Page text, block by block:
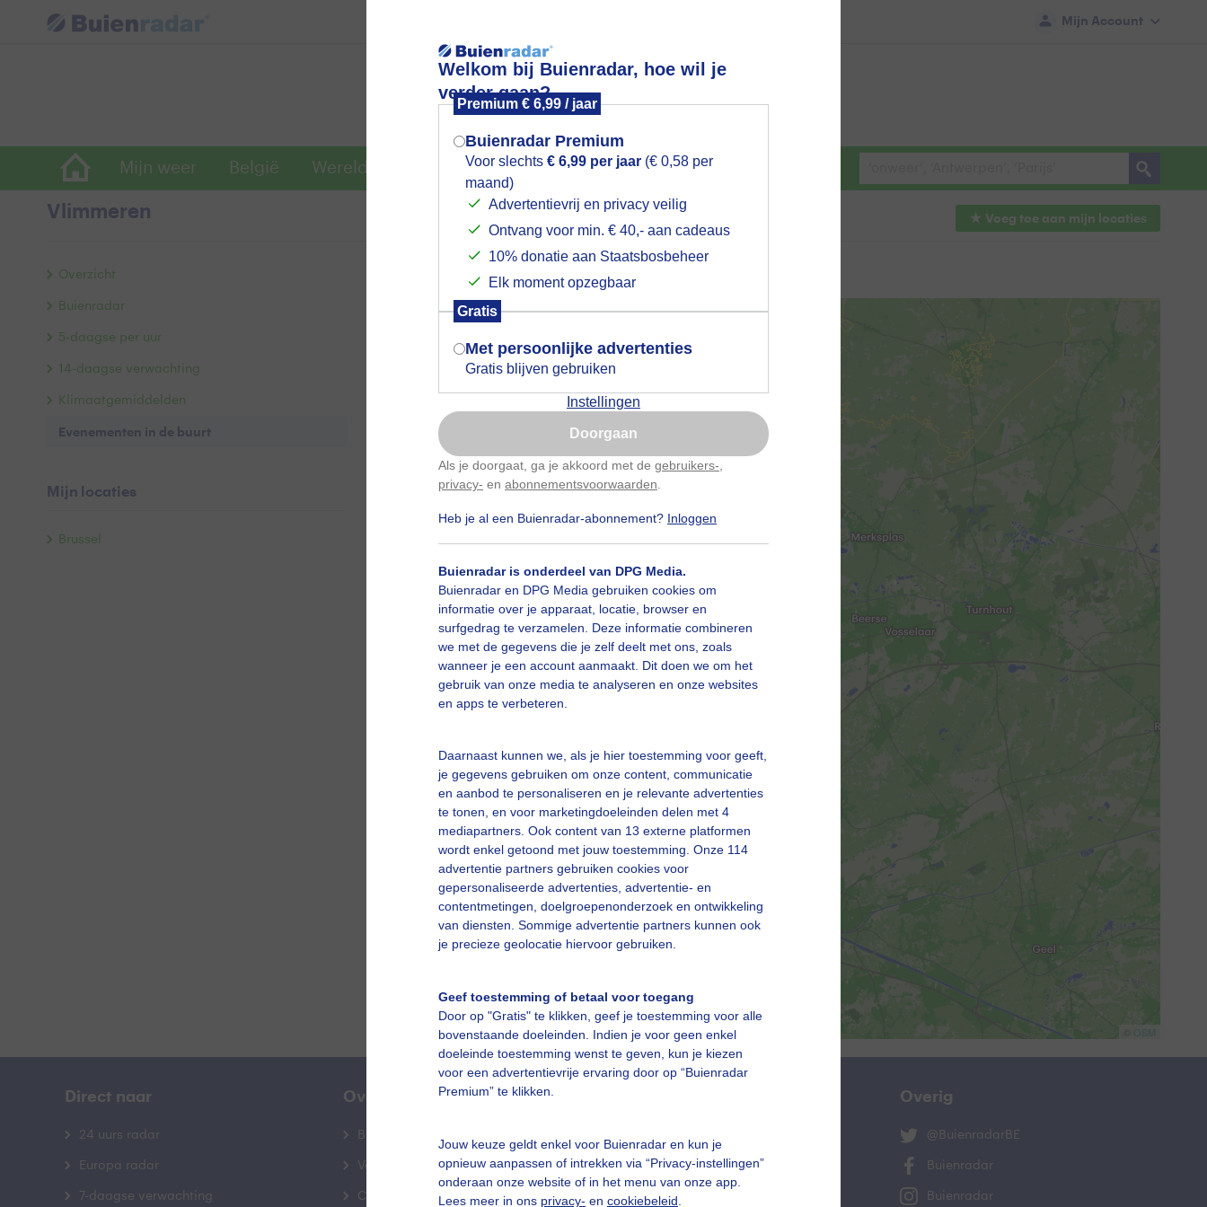
Welkom bij Buienradar, hoe wil je
verder gaan?
Premium € 6,99 / jaar
Buienradar Premium
Voor slechts € 6,99 per jaar (€ 0,58 per
maand)
Advertentievrij en privacy veilig
Ontvang voor min. € 40,- aan cadeaus
10% donatie aan Staatsbosbeheer
Elk moment opzegbaar
Gratis
Met persoonlijke advertenties
Gratis blijven gebruiken
Instellingen
Doorgaan
Als je doorgaat, ga je akkoord met de gebruikers-
privacy- en abonnementsvoorwaarden
Heb je al een Buienradar-abonnement? Inloggen
Buienradar is onderdeel van DPG Media.
Buienradar en DPG Media gebruiken cookies om
informatie over je apparaat, locatie, browser en
surfgedrag te verzamelen. Deze informatie combineren
we met de gegevens die je zelf deelt met ons, zoals
wanneer je een account aanmaakt. Dit doen we om het
gebruik van onze media te analyseren en onze websites
en apps te verbeteren.
Daarnaast kunnen we, als je hier toestemming voor geeft,
je gegevens gebruiken om onze content, communicatie
en aanbod te personaliseren en je relevante advertenties
te tonen, en voor marketingdoeleinden delen met 4
mediapartners. Ook content van 13 externe platformen
wordt enkel getoond met jouw toestemming. Onze 114
advertentie partners gebruiken cookies voor
gepersonaliseerde advertenties, advertentie- en
contentmetingen, doelgroepenonderzoek en ontwikkeling
van diensten. Sommige advertentie partners kunnen ook
je precieze geolocatie hiervoor gebruiken.
Geef toestemming of betaal voor toegang
Door op "Gratis" te klikken, geef je toestemming voor alle
bovenstaande doeleinden. Indien je voor geen enkel
doeleinde toestemming wenst te geven, kun je kiezen
voor een advertentievrije ervaring door op “Buienradar
Premium” te klikken.
Jouw keuze geldt enkel voor Buienradar en kun je
opnieuw aanpassen of intrekken via “Privacy-instellingen”
onderaan onze website of in het menu van onze app.
Lees meer in ons privacy- en cookiebeleid
Mijn Account
Mijn weer België Wereldwijd Weerzine
Vlimmeren Voeg toe aan mijn locaties
OSM
Overzicht
Buienradar
5-daagse per uur
14-daagse verwachting
Klimaatgemiddelden
Evenementen in de buurt
Mijn locaties
Brussel
Direct naar
24 uurs radar
Europa radar
7-daagse verwachting
Over Buienradar
Bedrijfsgegevens
Veelgestelde vragen
Contact
Overig
@BuienradarBE
Buienradar
Buienradar
Mogen we je locatie gebruiken voor
het weer?
Indien je hier nog geen akkoord op hebt
gegeven, verschijnt er zo een pop-up uit
je browser waarin deze toestemming
gevraagd wordt.
Is goed, toon de popup
Nu niet, misschien later
Gebruik je Safari en wil je niet elke dag deze pop-up
Klikhierom dit aan te passen